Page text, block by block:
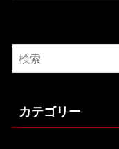
カテゴリー